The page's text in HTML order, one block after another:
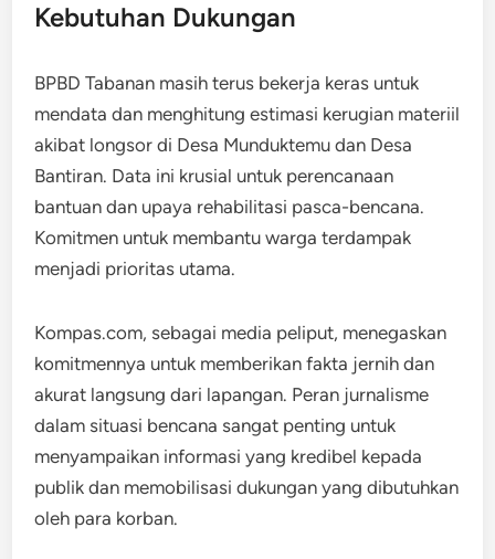
Kebutuhan Dukungan
BPBD Tabanan masih terus bekerja keras untuk
mendata dan menghitung estimasi kerugian materiil
akibat longsor di Desa Munduktemu dan Desa
Bantiran. Data ini krusial untuk perencanaan
bantuan dan upaya rehabilitasi pasca-bencana.
Komitmen untuk membantu warga terdampak
menjadi prioritas utama.
Kompas.com, sebagai media peliput, menegaskan
komitmennya untuk memberikan fakta jernih dan
akurat langsung dari lapangan. Peran jurnalisme
dalam situasi bencana sangat penting untuk
menyampaikan informasi yang kredibel kepada
publik dan memobilisasi dukungan yang dibutuhkan
oleh para korban.